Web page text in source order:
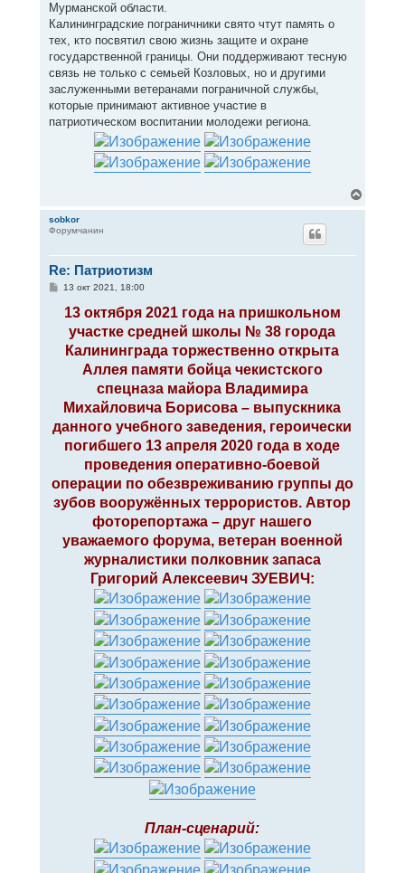
Мурманской области.
Калининградские пограничники свято чтут память о
тех, кто посвятил свою жизнь защите и охране
государственной границы. Они поддерживают тесную
связь не только с семьей Козловых, но и другими
заслуженными ветеранами пограничной службы,
которые принимают активное участие в
патриотическом воспитании молодежи региона.
sobkor
Форумчанин
Re: Патриотизм
С13 окт 2021, 18:00
13 октября 2021 года на пришкольном
участке средней школы № 38 города
Калининграда торжественно открыта
Аллея памяти бойца чекистского
спецназа майора Владимира
Михайловича Борисова – выпускника
данного учебного заведения, героически
погибшего 13 апреля 2020 года в ходе
проведения оперативно-боевой
операции по обезвреживанию группы до
зубов вооружённых террористов. Автор
фоторепортажа – друг нашего
уважаемого форума, ветеран военной
журналистики полковник запаса
Григорий Алексеевич ЗУЕВИЧ:
План-сценарий: